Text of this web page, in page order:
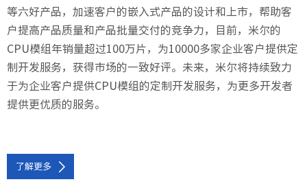
等六好产品，加速客户的嵌入式产品的设计和上市，帮助客
户提高产品质量和产品批量交付的竞争力，目前，米尔的
CPU模组年销量超过100万片，为10000多家企业客户提供定
制开发服务，获得市场的一致好评。未来，米尔将持续致力
于为企业客户提供CPU模组的定制开发服务，为更多开发者
提供更优质的服务。
了解更多